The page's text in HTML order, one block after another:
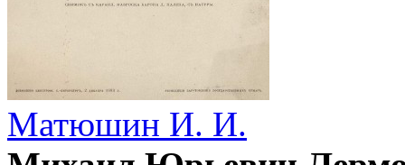
Матюшин И. И.